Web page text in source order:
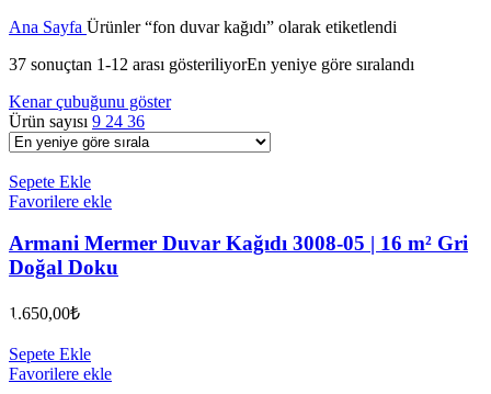
Ana Sayfa Ürünler “fon duvar kağıdı” olarak etiketlendi
37 sonuçtan 1-12 arası gösteriliyorEn yeniye göre sıralandı
Kenar çubuğunu göster
Ürün sayısı 9 24 36
Sepete Ekle
Favorilere ekle
Armani Mermer Duvar Kağıdı 3008-05 | 16 m² Gri
Doğal Doku
1.650,00₺
Sepete Ekle
Favorilere ekle